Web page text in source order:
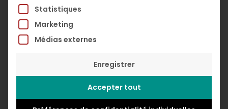
Around the what?,
Statistiques
Marketing
Médias externes
Enregistrer
Accepter tout